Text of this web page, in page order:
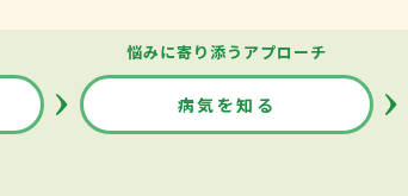
悩みに寄り添うアプローチ
病気を知る